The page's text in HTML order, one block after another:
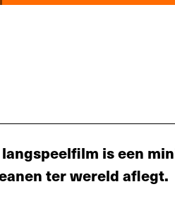
is een
ter wereld aflegt.